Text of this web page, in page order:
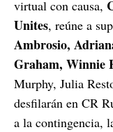
virtual con causa,
Unites, reúne a
Ambrosio,
Graham, Winnie
Murphy, Julia
desfilarán en CR
a la contingencia,